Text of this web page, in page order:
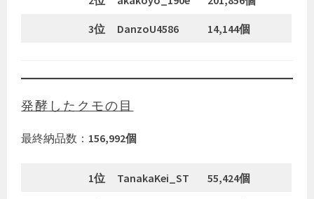
3位 DanzoU4586 14,144個
発酵したクモの目
最終納品数： 156,992個
1位 TanakaKei_ST 55,424個